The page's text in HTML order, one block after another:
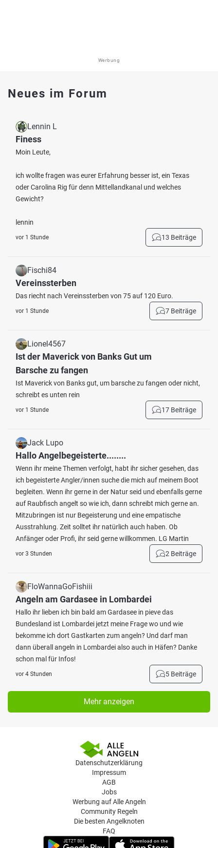
Werbung
Neues im Forum
Lennin L
Finess
Moin Leute,
ich wollte fragen was eurer Erfahrung besser ist, ein Texas
oder Carolina Rig für denn Mittellandkanal und welches
Gewicht?
lennin
vor 1 Stunde 13 Beiträge
Fischi84
Vereinssterben
Das riecht nach Vereinssterben von 75 auf 120 Euro.
vor 1 Stunde 7 Beiträge
Lionel4567
Ist der Maverick von Banks Gut um
Barsche zu fangen
Ist Maverick von Banks gut, um barsche zu fangen oder nicht,
schreibt es unten rein
vor 1 Stunde 17 Beiträge
Jack Lupo
Hallo Angelbegeisterte........
Wenn ihr meine Themen verfolgt, habt ihr sicher gesehen, das
ich begeisterte Angler/innen suche die mich auf meinem Boot
begleiten. Wenn ihr gerne in der Natur seid und ebenfalls gerne
auf Raubfisch angelt so wie ich, dann schreibt mich gerne an.
Mitzubringen ist nur Begeisterung und eine empatische
Ausstrahlung. Zeit solltet ihr natürlich auch haben. Ob
Anfänger oder Profi, ihr seid gerne willkommen. LG Martin
vor 3 Stunden 2 Beiträge
FloWannaGoFishiii
Angeln am Gardasee in Lombardei
Hallo ihr lieben ich bin bald am Gardasee in pieve das
Bundesland ist Lombardei jetzt meine Frage wo und wie
bekomme ich dort Gastkarten zum angeln? Und darf man
dann überall angeln in Lombardei also auch in Häfen? Danke
schon mal für Infos!
vor 4 Stunden 5 Beiträge
Mehr anzeigen
Datenschutzerklärung
Impressum
AGB
Jobs
Werbung auf Alle Angeln
Community Regeln
Die besten Angelknoten
FAQ